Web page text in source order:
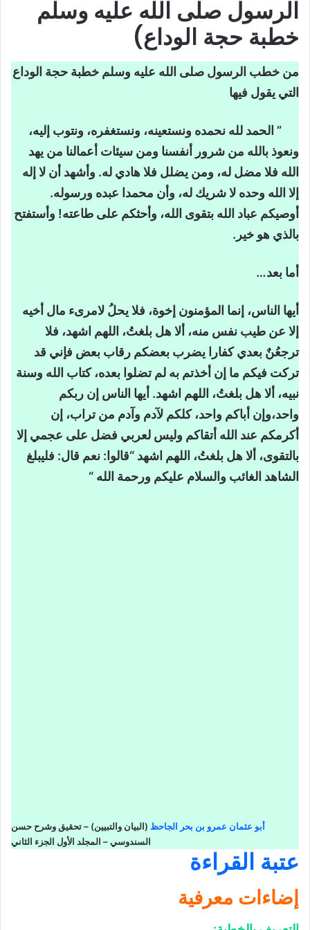
عليه وسلم خطبة حجة الوداع
عليه وسلم خطبة حجة الوداع)
عتبة القراءة
إضاءات معرفية
ملاحظة مؤشرات النص
مجال النص
نوعية النص
العنوان (من خطب الرسول صلى الله
القراءة التوجيهية
الإيضاح اللغوي
المضمون العام للنص
القراءة التحليلية للنص
المستوى الدلالي
المستوى الدلالي
المستوى التداولي
مقصدية النص
الرسول صلى الله عليه وسلم
خطبة حجة الوداع)
من خطب الرسول صلى الله عليه وسلم خطبة حجة الوداع
التي يقول فيها
” الحمد لله نحمده ونستعينه، ونستغفره، ونتوب إليه،
ونعوذ بالله من شرور أنفسنا ومن سيئات أعمالنا من يهد
الله فلا مضل له، ومن يضلل فلا هادي له. وأشهد أن لا إله
إلا الله وحده لا شريك له، وأن محمدا عبده ورسوله.
أوصيكم عباد الله بتقوى الله، وأحثكم على طاعته! وأستفتح
بالذي هو خير.
أما بعد…
أيها الناس، إنما المؤمنون إخوة، فلا يحلُ لامرىء مال أخيه
إلا عن طيب نفس منه، ألا هل بلغتُ، اللهم اشهد، فلا
ترجعُنٌ بعدي كفارا يضرب بعضكم رقاب بعض فإني قد
تركت فيكم ما إن أخذتم به لم تضلوا بعده، كتاب الله وسنة
نبيه، ألا هل بلغتُ، اللهم اشهد. أيها الناس إن ربكم
واحد،وإن أباكم واحد، كلكم لآدم وآدم من تراب، إن
أكرمكم عند الله أتقاكم وليس لعربي فضل على عجمي إلا
بالتقوى، ألا هل بلغتُ، اللهم اشهد “قالوا: نعم قال: فليبلغ
الشاهد الغائب والسلام عليكم ورحمة الله “
أبو عثمان عمرو بن بحر الجاحظ (البيان والتبيين) – تحقيق وشرح حسن
السندوسي – المجلد الأول الجزء الثاني
عتبة القراءة
إضاءات معرفية